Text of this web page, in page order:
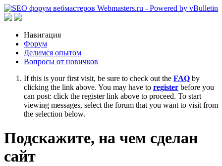
Навигация
Форум
Делимся опытом
Вопросы от новичков
If this is your first visit, be sure to check out the FAQ by
clicking the link above. You may have to register before you
can post: click the register link above to proceed. To start
viewing messages, select the forum that you want to visit from
the selection below.
Подскажите, на чем сделан
сайт